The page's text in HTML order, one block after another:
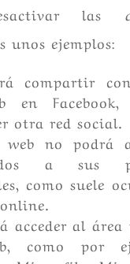
las
unos ejemplos:
compartir
en
otra red social.
no podrá
a sus
como suele
acceder al área
como por